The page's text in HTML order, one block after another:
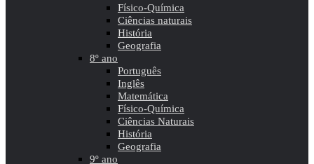
Físico-Química
Ciências naturais
História
Geografia
8º ano
Português
Inglês
Matemática
Físico-Química
Ciências Naturais
História
Geografia
9º ano